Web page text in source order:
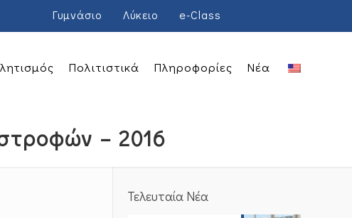
Γυμνάσιο Λύκειο e-Class
Πολιτιστικά Πληροφορίες Νέα
– 2016
Τελευταία Νέα